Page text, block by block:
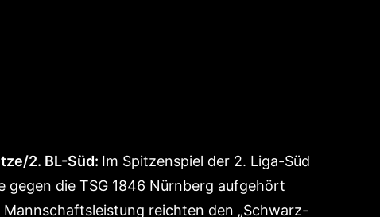
2. BL-Süd: Im Spitzenspiel der 2. Liga-Süd
gegen die TSG 1846 Nürnberg aufgehört
reichten den „Schwarz-